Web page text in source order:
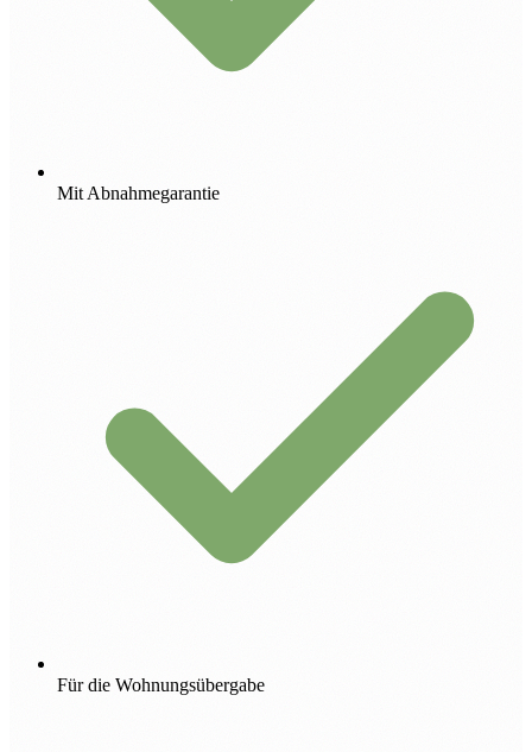
Mit Abnahmegarantie
Für die Wohnungsübergabe